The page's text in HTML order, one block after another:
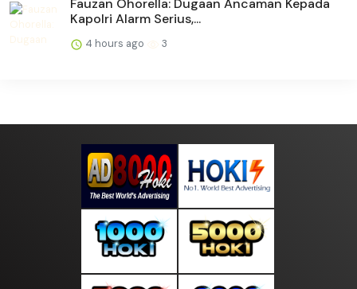
Fauzan Ohorella: Dugaan Ancaman Kepada
Kapolri Alarm Serius,...
4 hours ago 3